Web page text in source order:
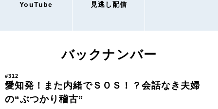
YouTube 見逃し配信
バックナンバー
#312
愛知発！また内緒でＳＯＳ！？会話なき夫婦
の“ぶつかり稽古”